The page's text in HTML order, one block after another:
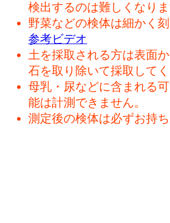
検出するのは難しくなりま
野菜などの検体は細かく
参考ビデオ
土を採取される方は表面
石を取り除いて採取してく
母乳・尿などに含まれる
能は計測できません。
測定後の検体は必ずお持ち